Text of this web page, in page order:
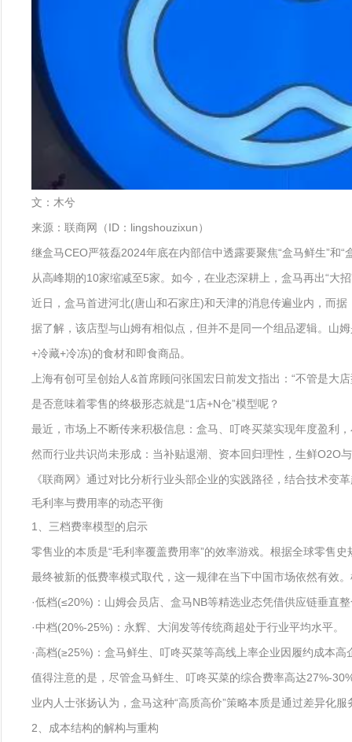
文：木兮
来源：联商网（ID：lingshouzixun）
继盒马CEO严筱磊2024年底在内部信中透露要聚焦“盒马鲜生”和
从高峰期的10家缩减至5家。如今，在业态深耕上，盒马再出“大招
近日，盒马首进河北(唐山和石家庄)和天津的消息传遍业内，而
据了解，该店型与山姆有相似点，但并不是同一个组品逻辑。山
+冷藏+冷冻)的食材和即食商品。
上海有创可呈创始人&首席顾问张国宏日前发文指出：“不管是
是否意味着零售的终极形态就是“1店+N仓”模型呢？
最近，市场上不断传来积极信息：盒马、叮咚买菜实现年度盈利
然而行业共识尚未形成：当补贴退潮、资本回归理性，生鲜O2O
《联商网》通过对比分析行业头部企业的实践路径，结合技术变
毛利率与费用率的动态平衡
1、三档费率模型的启示
零售业的本质是“毛利率覆盖费用率”的效率游戏。根据全球零售
最终被新的低费率模式取代，这一规律在当下中国市场依然有效
·低档(≤20%)：山姆会员店、盒马NB等精选业态凭借供应链垂直
·中档(20%-25%)：永辉、大润发等传统商超处于行业平均水平。
·高档(≥25%)：盒马鲜生、叮咚买菜等高线上率企业因履约成本高
值得注意的是，尽管盒马鲜生、叮咚买菜的综合费率高达27%-
业内人士张扬认为，盒马这种“高质高价”策略本质是通过差异化
2、成本结构的解构与重构